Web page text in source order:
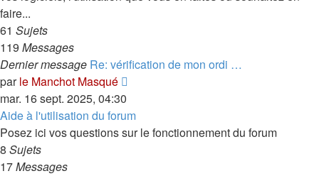
faire...
61 Sujets
119 Messages
Dernier message Re: vérification de mon ordi …
parle Manchot Masqué
dernier
message
mar. 16 sept. 2025, 04:30
Aide à l'utilisation du forum
Posez ici vos questions sur le fonctionnement du forum
8 Sujets
17Messages